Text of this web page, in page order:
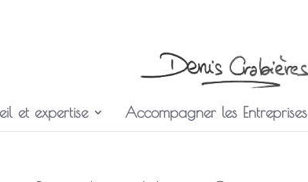
et expertise Accompagner les Entreprises